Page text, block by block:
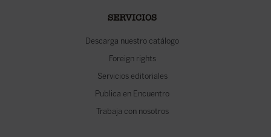
SERVICIOS
Descarga nuestro catálogo
Foreign rights
Servicios editoriales
Publica en Encuentro
Trabaja con nosotros